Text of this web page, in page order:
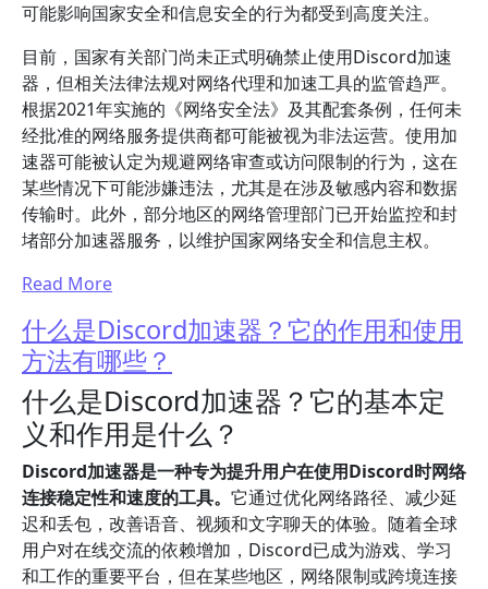
可能影响国家安全和信息安全的行为都受到高度关注。
目前，国家有关部门尚未正式明确禁止使用Discord加速
器，但相关法律法规对网络代理和加速工具的监管趋严。
根据2021年实施的《网络安全法》及其配套条例，任何未
经批准的网络服务提供商都可能被视为非法运营。使用加
速器可能被认定为规避网络审查或访问限制的行为，这在
某些情况下可能涉嫌违法，尤其是在涉及敏感内容和数据
传输时。此外，部分地区的网络管理部门已开始监控和封
堵部分加速器服务，以维护国家网络安全和信息主权。
Read More
什么是Discord加速器？它的作用和使用
方法有哪些？
什么是Discord加速器？它的基本定
义和作用是什么？
Discord加速器是一种专为提升用户在使用Discord时网络
连接稳定性和速度的工具。 它通过优化网络路径、减少延
迟和丢包，改善语音、视频和文字聊天的体验。随着全球
用户对在线交流的依赖增加，Discord已成为游戏、学习
和工作的重要平台，但在某些地区，网络限制或跨境连接